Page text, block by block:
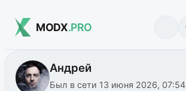
MODX.PRO
Андрей
Был в сети 13 июня 2026, 07:54